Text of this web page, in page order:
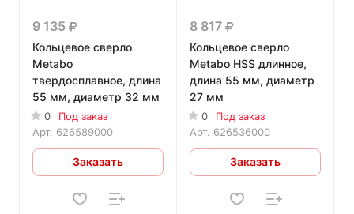
9 135
Кольцевое сверло
Metabo
твердосплавное, длина
55 мм, диаметр 32 мм
0
Под заказ
Арт. 626589000
Заказать
8 817
Кольцевое сверло
Metabo HSS длинное,
длина 55 мм, диаметр
27 мм
0
Под заказ
Арт. 626536000
Заказать